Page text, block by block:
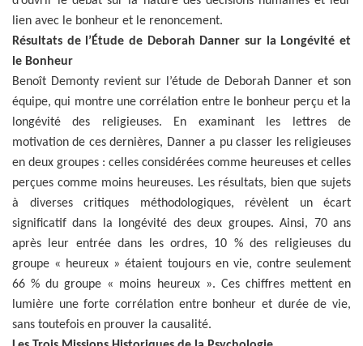
lien avec le bonheur et le renoncement.
Résultats de l’Étude de Deborah Danner sur la Longévité et
le Bonheur
Benoît Demonty revient sur l’étude de Deborah Danner et son
équipe, qui montre une corrélation entre le bonheur perçu et la
longévité des religieuses. En examinant les lettres de
motivation de ces dernières, Danner a pu classer les religieuses
en deux groupes : celles considérées comme heureuses et celles
perçues comme moins heureuses. Les résultats, bien que sujets
à diverses critiques méthodologiques, révèlent un écart
significatif dans la longévité des deux groupes. Ainsi, 70 ans
après leur entrée dans les ordres, 10 % des religieuses du
groupe « heureux » étaient toujours en vie, contre seulement
66 % du groupe « moins heureux ». Ces chiffres mettent en
lumière une forte corrélation entre bonheur et durée de vie,
sans toutefois en prouver la causalité.